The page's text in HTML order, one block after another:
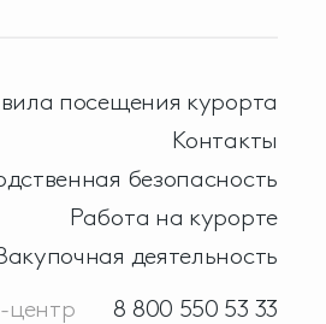
посещения курорта
Контакты
безопасность
Работа на курорте
деятельность
центр
8 800 550 53 33